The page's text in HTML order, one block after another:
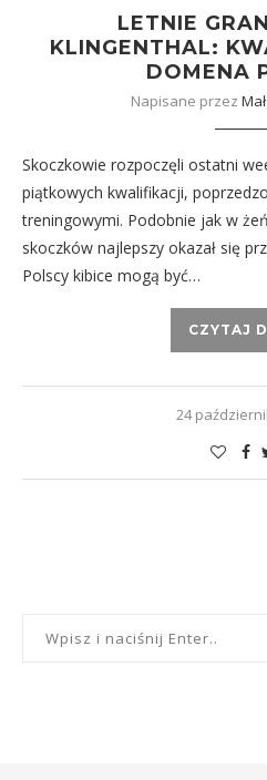
LETNIE
KLINGENTHAL:
DOMENA
Napisane przez
Skoczkowie rozpoczęli ostatni
piątkowych kwalifikacji,
treningowymi. Podobnie jak w
skoczków najlepszy okazał się
Polscy kibice mogą być…
CZYTAJ
24